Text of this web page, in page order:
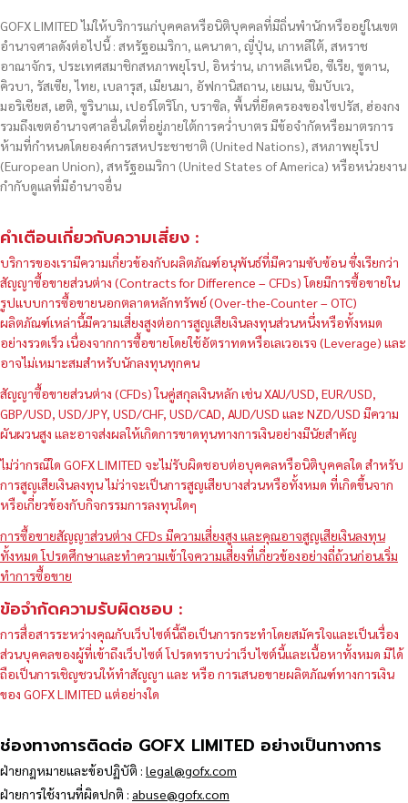
GOFX LIMITED ไม่ให้บริการแก่บุคคลหรือนิติบุคคลที่มีถิ่นพำนักหรืออยู่ในเขต
อำนาจศาลดังต่อไปนี้ : สหรัฐอเมริกา, แคนาดา, ญี่ปุ่น, เกาหลีใต้, สหราช
อาณาจักร, ประเทศสมาชิกสหภาพยุโรป, อิหร่าน, เกาหลีเหนือ, ซีเรีย, ซูดาน,
คิวบา, รัสเซีย, ไทย, เบลารุส, เมียนมา, อัฟกานิสถาน, เยเมน, ซิมบับเว,
มอริเชียส, เฮติ, ซูรินาเม, เปอร์โตริโก, บราซิล, พื้นที่ยึดครองของไซปรัส, ฮ่องกง
รวมถึงเขตอำนาจศาลอื่นใดที่อยู่ภายใต้การคว่ำบาตร มีข้อจำกัดหรือมาตรการ
ห้ามที่กำหนดโดยองค์การสหประชาชาติ (United Nations), สหภาพยุโรป
(European Union), สหรัฐอเมริกา (United States of America) หรือหน่วยงาน
กำกับดูแลที่มีอำนาจอื่น
คำเตือนเกี่ยวกับความเสี่ยง :
บริการของเรามีความเกี่ยวข้องกับผลิตภัณฑ์อนุพันธ์ที่มีความซับซ้อน ซึ่งเรียกว่า
สัญญาซื้อขายส่วนต่าง (Contracts for Difference – CFDs) โดยมีการซื้อขายใน
รูปแบบการซื้อขายนอกตลาดหลักทรัพย์ (Over-the-Counter – OTC)
ผลิตภัณฑ์เหล่านี้มีความเสี่ยงสูงต่อการสูญเสียเงินลงทุนส่วนหนึ่งหรือทั้งหมด
อย่างรวดเร็ว เนื่องจากการซื้อขายโดยใช้อัตราทดหรือเลเวอเรจ (Leverage) และ
อาจไม่เหมาะสมสำหรับนักลงทุนทุกคน
สัญญาซื้อขายส่วนต่าง (CFDs) ในคู่สกุลเงินหลัก เช่น XAU/USD, EUR/USD,
GBP/USD, USD/JPY, USD/CHF, USD/CAD, AUD/USD และ NZD/USD มีความ
ผันผวนสูง และอาจส่งผลให้เกิดการขาดทุนทางการเงินอย่างมีนัยสำคัญ
ไม่ว่ากรณีใด GOFX LIMITED จะไม่รับผิดชอบต่อบุคคลหรือนิติบุคคลใด สำหรับ
การสูญเสียเงินลงทุน ไม่ว่าจะเป็นการสูญเสียบางส่วนหรือทั้งหมด ที่เกิดขึ้นจาก
หรือเกี่ยวข้องกับกิจกรรมการลงทุนใดๆ
การซื้อขายสัญญาส่วนต่าง CFDs มีความเสี่ยงสูง และคุณอาจสูญเสียเงินลงทุน
ทั้งหมด โปรดศึกษาและทำความเข้าใจความเสี่ยงที่เกี่ยวข้องอย่างถี่ถ้วนก่อนเริ่ม
ทำการซื้อขาย
ข้อจำกัดความรับผิดชอบ :
การสื่อสารระหว่างคุณกับเว็บไซต์นี้ถือเป็นการกระทำโดยสมัครใจและเป็นเรื่อง
ส่วนบุคคลของผู้ที่เข้าถึงเว็บไซต์ โปรดทราบว่าเว็บไซต์นี้และเนื้อหาทั้งหมด มิได้
ถือเป็นการเชิญชวนให้ทำสัญญา และ หรือ การเสนอขายผลิตภัณฑ์ทางการเงิน
ของ GOFX LIMITED แต่อย่างใด
ช่องทางการติดต่อ GOFX LIMITED อย่างเป็นทางการ
ฝ่ายกฎหมายและข้อปฏิบัติ : legal@gofx.com
ฝ่ายการใช้งานที่ผิดปกติ : abuse@gofx.com